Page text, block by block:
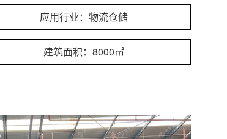
应用行业：物流仓储
建筑面积：8000㎡